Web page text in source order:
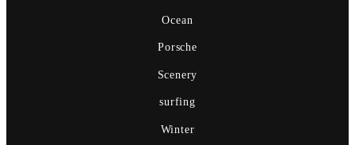
Ocean
Porsche
Scenery
surfing
Winter